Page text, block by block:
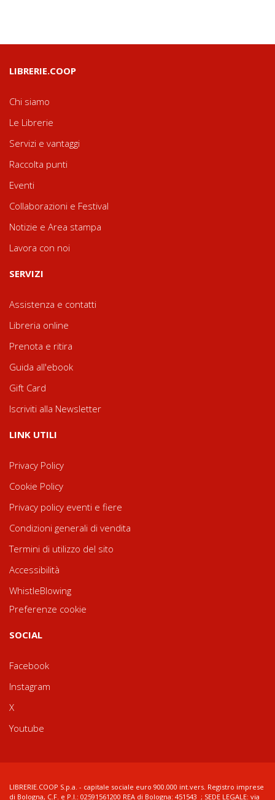
LIBRERIE.COOP
Chi siamo
Le Librerie
Servizi e vantaggi
Raccolta punti
Eventi
Collaborazioni e Festival
Notizie e Area stampa
Lavora con noi
SERVIZI
Assistenza e contatti
Libreria online
Prenota e ritira
Guida all'ebook
Gift Card
Iscriviti alla Newsletter
LINK UTILI
Privacy Policy
Cookie Policy
Privacy policy eventi e fiere
Condizioni generali di vendita
Termini di utilizzo del sito
Accessibilità
WhistleBlowing
Preferenze cookie
SOCIAL
Facebook
Instagram
X
Youtube
LIBRERIE.COOP S.p.a. - capitale sociale euro 900.000 int.vers. Registro imprese
di Bologna, C.F. e P.I.: 02591561200 REA di Bologna: 451543 ; SEDE LEGALE: via